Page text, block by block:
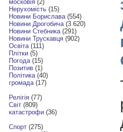
московія(2)
Нерухомість(15)
Новини Борислава(554)
Новини Дрогобича(3 620)
Новини Стебника(291)
Новини Трускавця(902)
Освіта(111)
Плітки(5)
Погода(15)
Позитив(1)
Політика(40)
громада(17)
Релігія(77)
Світ(809)
катастрофи(36)
Спорт(275)